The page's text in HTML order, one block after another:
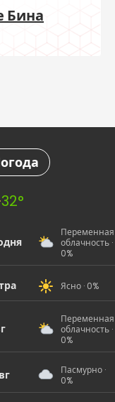
Бина
32°
Переменная
облачность ·
0%
Ясно · 0%
Переменная
облачность ·
0%
Пасмурно ·
0%